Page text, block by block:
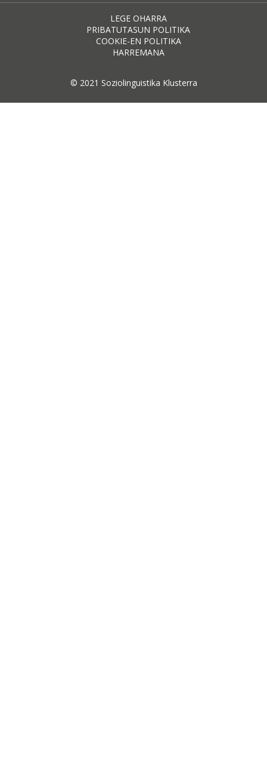
LEGE OHARRA
PRIBATUTASUN POLITIKA
COOKIE-EN POLITIKA
HARREMANA
© 2021 Soziolinguistika Klusterra